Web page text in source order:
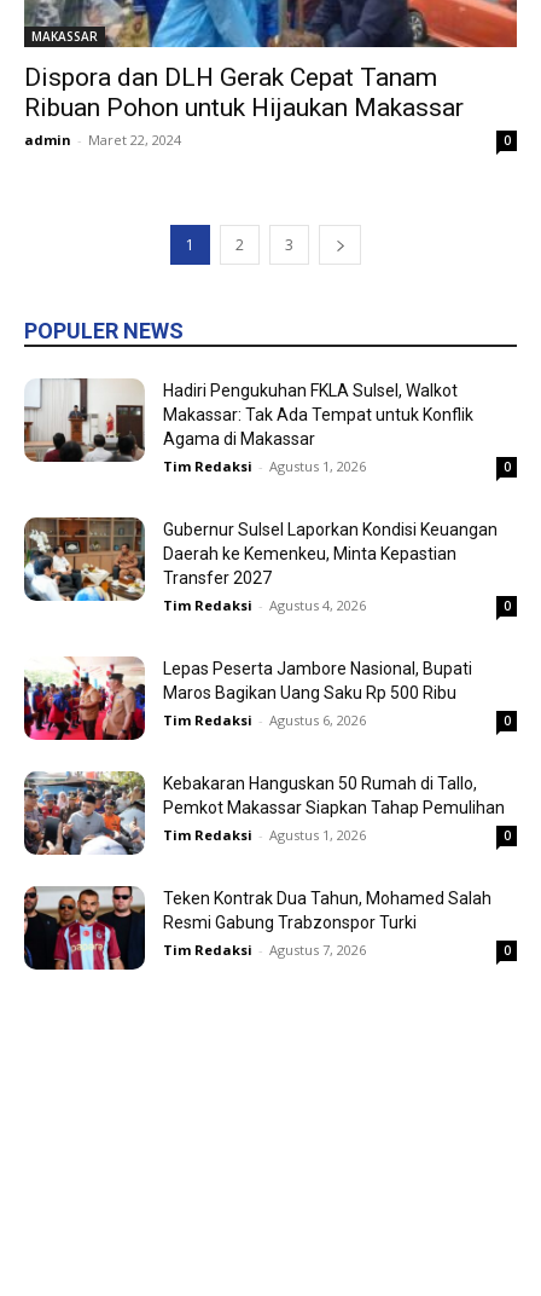
MAKASSAR
Dispora dan DLH Gerak Cepat Tanam
Ribuan Pohon untuk Hijaukan Makassar
admin - Maret 22, 2024 0
1 2 3
POPULER NEWS
Hadiri Pengukuhan FKLA Sulsel, Walkot
Makassar: Tak Ada Tempat untuk Konflik
Agama di Makassar
Tim Redaksi - Agustus 1, 2026 0
Gubernur Sulsel Laporkan Kondisi Keuangan
Daerah ke Kemenkeu, Minta Kepastian
Transfer 2027
Tim Redaksi - Agustus 4, 2026 0
Lepas Peserta Jambore Nasional, Bupati
Maros Bagikan Uang Saku Rp 500 Ribu
Tim Redaksi - Agustus 6, 2026 0
Kebakaran Hanguskan 50 Rumah di Tallo,
Pemkot Makassar Siapkan Tahap Pemulihan
Tim Redaksi - Agustus 1, 2026 0
Teken Kontrak Dua Tahun, Mohamed Salah
Resmi Gabung Trabzonspor Turki
Tim Redaksi - Agustus 7, 2026 0